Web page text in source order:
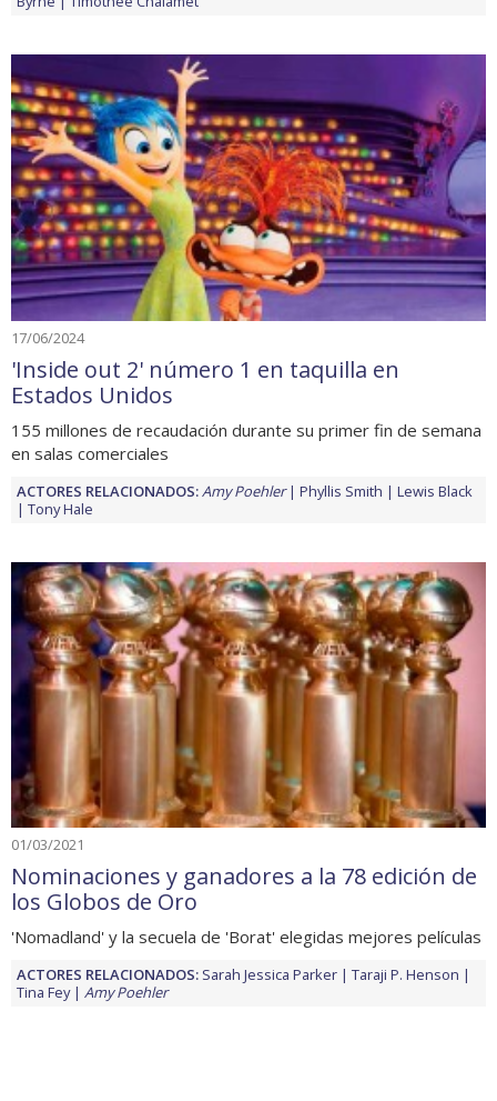
17/06/2024
'Inside out 2' número 1 en taquilla en
Estados Unidos
155 millones de recaudación durante su primer fin de semana
en salas comerciales
ACTORES RELACIONADOS: Amy Poehler Phyllis Smith
Lewis Black
Tony Hale
01/03/2021
Nominaciones y ganadores a la 78 edición de
los Globos de Oro
'Nomadland' y la secuela de 'Borat' elegidas mejores películas
ACTORES RELACIONADOS: Sarah Jessica Parker
Taraji P. Henson
Tina Fey
Amy Poehler